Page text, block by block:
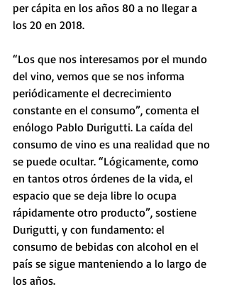
per cápita en los años 80 a no llegar a
los 20 en 2018.
“Los que nos interesamos por el mundo
del vino, vemos que se nos informa
periódicamente el decrecimiento
constante en el consumo”, comenta el
enólogo Pablo Durigutti. La caída del
consumo de vino es una realidad que no
se puede ocultar. “Lógicamente, como
en tantos otros órdenes de la vida, el
espacio que se deja libre lo ocupa
rápidamente otro producto”, sostiene
Durigutti, y con fundamento: el
consumo de bebidas con alcohol en el
país se sigue manteniendo a lo largo de
los años.